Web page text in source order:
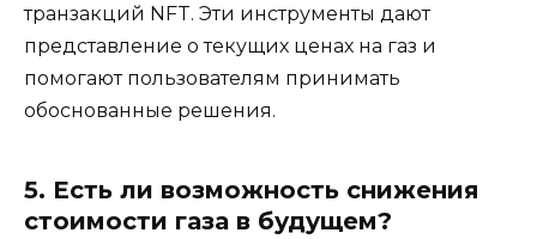
транзакций NFT. Эти инструменты дают
представление о текущих ценах на газ и
помогают пользователям принимать
обоснованные решения.
5. Есть ли возможность снижения
стоимости газа в будущем?